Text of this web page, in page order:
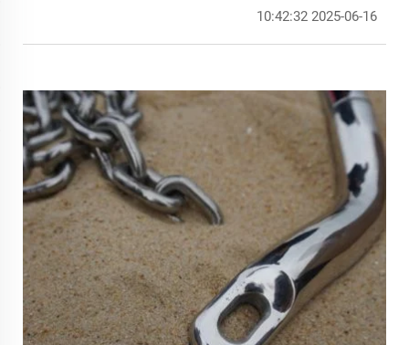
2025-06-16 10:42:32